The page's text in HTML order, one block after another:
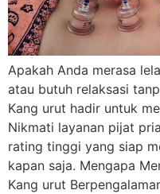
Apakah Anda merasa
atau butuh relaksasi
Kang urut hadir untuk
Nikmati layanan pijat
rating tinggi yang siap
kapan saja. Mengapa
Kang urut